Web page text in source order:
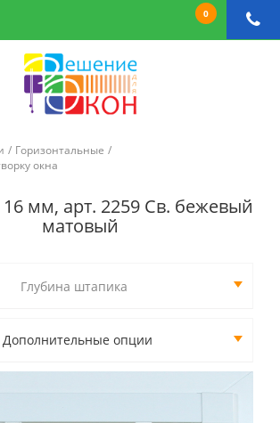
0
Горизонтальные
окна
мм, арт. 2259 Св. бежевый
матовый
Глубина штапика
Дополнительные опции